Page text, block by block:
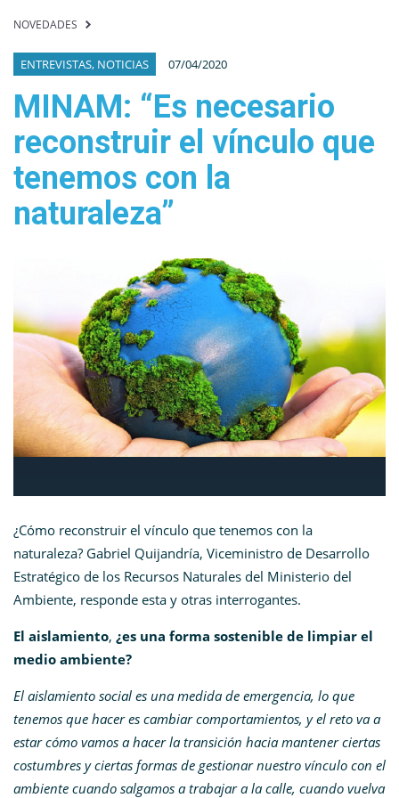
NOVEDADES
ENTREVISTAS, NOTICIAS 07/04/2020
MINAM: “Es necesario
reconstruir el vínculo que
tenemos con la
naturaleza”
¿Cómo reconstruir el vínculo que tenemos con la
naturaleza? Gabriel Quijandría, Viceministro de Desarrollo
Estratégico de los Recursos Naturales del Ministerio del
Ambiente, responde esta y otras interrogantes.
El aislamiento, ¿es una forma sostenible de limpiar el
medio ambiente?
El aislamiento social es una medida de emergencia, lo que
tenemos que hacer es cambiar comportamientos, y el reto va a
estar cómo vamos a hacer la transición hacia mantener ciertas
costumbres y ciertas formas de gestionar nuestro vínculo con el
ambiente cuando salgamos a trabajar a la calle, cuando vuelva